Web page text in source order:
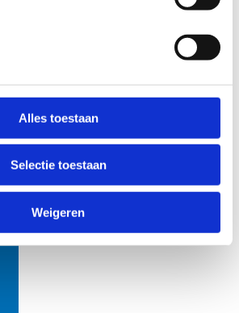
Alles toestaan
Selectie toestaan
Weigeren